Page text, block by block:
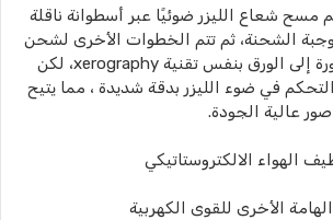
مسح شعاع الليزر ضوئيًا عبر أسطوانة ناقلة
الشحنة، ثم تتم الخطوات الأخرى لشحن
الأسطوانة ونقل الصورة إلى الورق بنفس تقنية xerography، لكن
في ضوء الليزر بدقة شديدة ، مما يتيح
صور عالية الجودة.
الهواء الالكتروستاتيكي
الأخرى للقوى الكهربية